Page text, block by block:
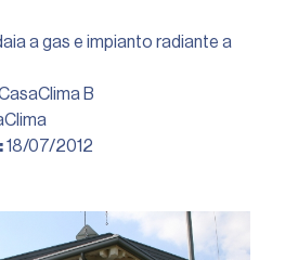
a gas e impianto radiante a
B
18/07/2012︎